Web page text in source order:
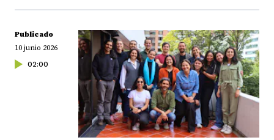
Publicado
10 junio 2026
02:00